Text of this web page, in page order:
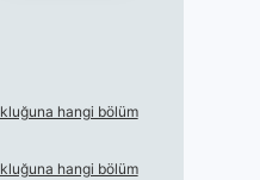
hangi bölüm
hangi bölüm